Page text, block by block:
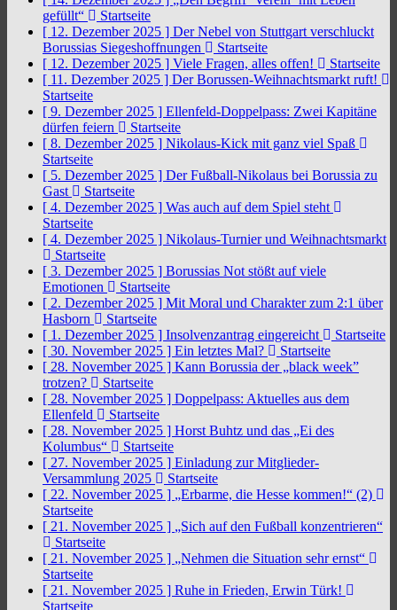
gefüllt“
Startseite
[ 12. Dezember 2025 ] Der Nebel von Stuttgart verschluckt
Borussias Siegeshoffnungen
Startseite
[ 12. Dezember 2025 ] Viele Fragen, alles offen!
Startseite
[ 11. Dezember 2025 ] Der Borussen-Weihnachtsmarkt ruft!
Startseite
[ 9. Dezember 2025 ] Ellenfeld-Doppelpass: Zwei Kapitäne
dürfen feiern
Startseite
[ 8. Dezember 2025 ] Nikolaus-Kick mit ganz viel Spaß
Startseite
[ 5. Dezember 2025 ] Der Fußball-Nikolaus bei Borussia zu
Gast
Startseite
[ 4. Dezember 2025 ] Was auch auf dem Spiel steht
Startseite
[ 4. Dezember 2025 ] Nikolaus-Turnier und Weihnachtsmarkt
Startseite
[ 3. Dezember 2025 ] Borussias Not stößt auf viele
Emotionen
Startseite
[ 2. Dezember 2025 ] Mit Moral und Charakter zum 2:1 über
Hasborn
Startseite
[ 1. Dezember 2025 ] Insolvenzantrag eingereicht
Startseite
[ 30. November 2025 ] Ein letztes Mal?
Startseite
[ 28. November 2025 ] Kann Borussia der „black week”
trotzen?
Startseite
[ 28. November 2025 ] Doppelpass: Aktuelles aus dem
Ellenfeld
Startseite
[ 28. November 2025 ] Horst Buhtz und das „Ei des
Kolumbus“
Startseite
[ 27. November 2025 ] Einladung zur Mitglieder-
Versammlung 2025
Startseite
[ 22. November 2025 ] „Erbarme, die Hesse kommen!“ (2)
Startseite
[ 21. November 2025 ] „Sich auf den Fußball konzentrieren“
Startseite
[ 21. November 2025 ] „Nehmen die Situation sehr ernst“
Startseite
[ 21. November 2025 ] Ruhe in Frieden, Erwin Türk!
Startseite